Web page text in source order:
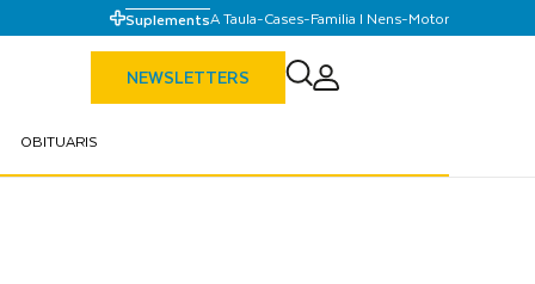
SuplementsA Taula-Cases-Familia I Nens-Motor
NEWSLETTERS
OBITUARIS